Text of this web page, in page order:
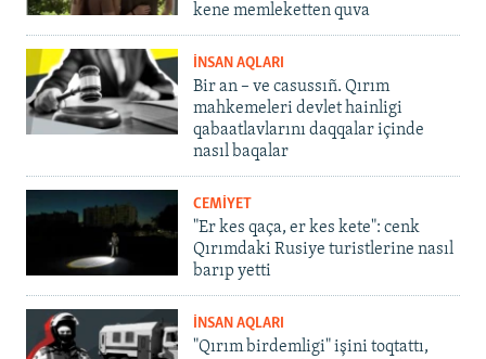
kene memleketten quva
İNSAN AQLARI
Bir an – ve casussıñ. Qırım
mahkemeleri devlet hainligi
qabaatlavlarını daqqalar içinde
nasıl baqalar
CEMİYET
"Er kes qaça, er kes kete": cenk
Qırımdaki Rusiye turistlerine nasıl
barıp yetti
İNSAN AQLARI
"Qırım birdemligi" işini toqtattı,